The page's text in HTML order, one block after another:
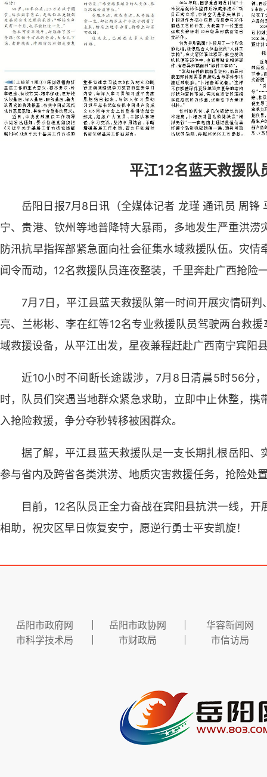
平江12名蓝天救援队
岳阳日报7月8日讯（全媒体记者 龙瑾 通讯员 周锋
宁、贵港、钦州等地普降特大暴雨，多地发生严重洪
防汛抗旱指挥部紧急面向社会征集水域救援队伍。灾
闻令而动，12名救援队员连夜整装，千里奔赴广西抢险
7月7日，平江县蓝天救援队第一时间开展灾情研
亮、兰彬彬、李在红等12名专业救援队员驾驶两台救
域救援设备，从平江出发，星夜兼程赶赴广西南宁宾阳
近10小时不间断长途跋涉，7月8日清晨5时56分
时，队员们突遇当地群众紧急求助，立即中止休整，
入抢险救援，争分夺秒转移被困群众。
据了解，平江县蓝天救援队是一支长期扎根岳阳
参与省内及跨省各类洪涝、地质灾害救援任务，抢险处
目前，12名队员正全力奋战在宾阳县抗洪一线，
相助，祝灾区早日恢复安宁，愿逆行勇士平安凯旋！
岳阳市政府网 岳阳市政协网
华容新闻网
市科学技术局
市财政局 市信访局